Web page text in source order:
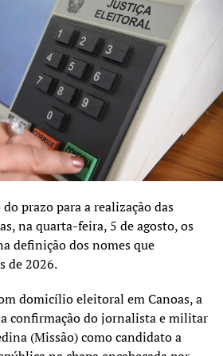
Patricio (PSD) como relator. Os
Bamberg (PCdoB), Canhoto
Cris Moraes (PV), Dario da
(PTB), Gilson Oliveira
e Maria Eunice (PT).
Mulheres 10 ocorreu nesta
que prevê cobrança de uso de solo
de rede elétrica
prazo para a realização das
na quarta-feira, 5 de agosto, os
definição dos nomes que
de 2026.
domicílio eleitoral em Canoas, a
confirmação do jornalista e militar
(Missão) como candidato a